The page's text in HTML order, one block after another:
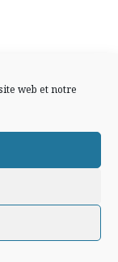
web et notre
and